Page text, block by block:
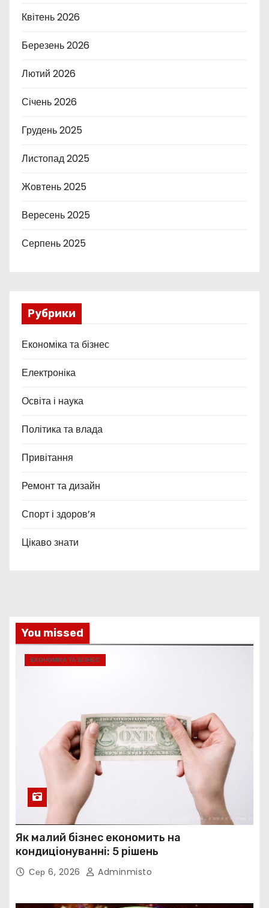
Квітень 2026
Березень 2026
Лютий 2026
Січень 2026
Грудень 2025
Листопад 2025
Жовтень 2025
Вересень 2025
Серпень 2025
Рубрики
Економіка та бізнес
Електроніка
Освіта і наука
Політика та влада
Привітання
Ремонт та дизайн
Спорт і здоров’я
Цікаво знати
You missed
ЕКОНОМІКА ТА БІЗНЕС
Як малий бізнес економить на
кондиціонуванні: 5 рішень
Сер 6, 2026 Adminmisto